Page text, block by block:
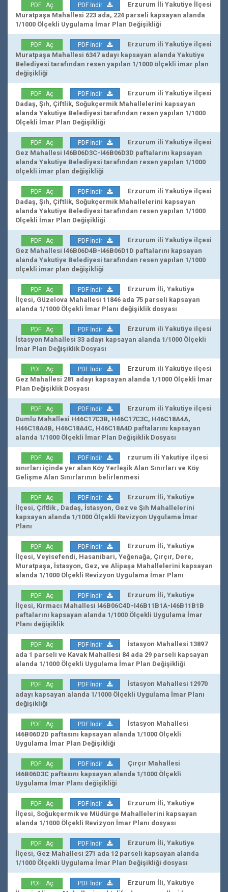
PDF Aç PDF İndir
Erzurum İli Yakutiye İlçesi
Muratpaşa Mahallesi 223 ada, 224 parseli kapsayan alanda
1/1000 Ölçekli Uygulama İmar Plan Değişikliği
PDF Aç PDF İndir
Erzurum ili Yakutiye ilçesi
Muratpaşa Mahallesi 6347 adayı kapsayan alanda Yakutiye
Belediyesi tarafından resen yapılan 1/1000 ölçekli imar plan
değişikliği
PDF Aç PDF İndir
Erzurum ili Yakutiye ilçesi
Dadaş, Şıh, Çiftlik, Soğukçermik Mahallelerini kapsayan
alanda Yakutiye Belediyesi tarafından resen yapılan 1/1000
Ölçekli İmar Plan Değişikliği
PDF Aç PDF İndir
Erzurum ili Yakutiye ilçesi
Gez Mahallesi I46B06D3C-I46B06D3D paftalarını kapsayan
alanda Yakutiye Belediyesi tarafından resen yapılan 1/1000
ölçekli imar plan değişikliği
PDF Aç PDF İndir
Erzurum ili Yakutiye ilçesi
Dadaş, Şıh, Çiftlik, Soğukçermik Mahallelerini kapsayan
alanda Yakutiye Belediyesi tarafından resen yapılan 1/1000
Ölçekli İmar Plan Değişikliği
PDF Aç PDF İndir
Erzurum ili Yakutiye ilçesi
Gez Mahallesi I46B06D4B-I46B06D1D paftalarını kapsayan
alanda Yakutiye Belediyesi tarafından resen yapılan 1/1000
ölçekli imar plan değişikliği
PDF Aç PDF İndir
Erzurum İli, Yakutiye
İlçesi, Güzelova Mahallesi 11846 ada 75 parseli kapsayan
alanda 1/1000 Ölçekli İmar Planı değişiklik dosyası
PDF Aç PDF İndir
Erzurum ili Yakutiye ilçesi
İstasyon Mahallesi 33 adayı kapsayan alanda 1/1000 Ölçekli
İmar Plan Değişiklik Dosyası
PDF Aç PDF İndir
Erzurum ili Yakutiye ilçesi
Gez Mahallesi 281 adayı kapsayan alanda 1/1000 Ölçekli İmar
Plan Değişiklik Dosyası
PDF Aç PDF İndir
Erzurum ili Yakutiye ilçesi
Dumlu Mahallesi H46C17C3B, H46C17C3C, H46C18A4A,
H46C18A4B, H46C18A4C, H46C18A4D paftalarını kapsayan
alanda 1/1000 Ölçekli İmar Plan Değişiklik Dosyası
PDF Aç PDF İndir
rzurum ili Yakutiye ilçesi
sınırları içinde yer alan Köy Yerleşik Alan Sınırları ve Köy
Gelişme Alan Sınırlarının belirlenmesi
PDF Aç PDF İndir
Erzurum İli, Yakutiye
İlçesi, Çiftlik , Dadaş, İstasyon, Gez ve Şıh Mahallelerini
kapsayan alanda 1/1000 Ölçekli Revizyon Uygulama İmar
Planı
PDF Aç PDF İndir
Erzurum İli, Yakutiye
İlçesi, Veyisefendi, Hasanibari, Yeğenağa, Çırçır, Dere,
Muratpaşa, İstasyon, Gez, ve Alipaşa Mahallelerini kapsayan
alanda 1/1000 Ölçekli Revizyon Uygulama İmar Planı
PDF Aç PDF İndir
Erzurum İli, Yakutiye
İlçesi, Kırmacı Mahallesi I46B06C4D-I46B11B1A-I46B11B1B
paftalarını kapsayan alanda 1/1000 Ölçekli Uygulama İmar
Planı değişiklik
PDF Aç PDF İndir
İstasyon Mahallesi 13897
ada 1 parseli ve Kavak Mahallesi 84 ada 29 parseli kapsayan
alanda 1/1000 Ölçekli Uygulama İmar Plan Değişikliği
PDF Aç PDF İndir
İstasyon Mahallesi 12970
adayı kapsayan alanda 1/1000 Ölçekli Uygulama İmar Planı
değişikliği
PDF Aç PDF İndir
İstasyon Mahallesi
I46B06D2D paftasını kapsayan alanda 1/1000 Ölçekli
Uygulama İmar Plan Değişikliği
PDF Aç PDF İndir
Çırçır Mahallesi
I46B06D3C paftasını kapsayan alanda 1/1000 Ölçekli
Uygulama İmar Planı değişikliği
PDF Aç PDF İndir
Erzurum İli, Yakutiye
İlçesi, Soğukçermik ve Müdürge Mahallelerini kapsayan
alanda 1/1000 Ölçekli Revizyon İmar Planı dosyası
PDF Aç PDF İndir
Erzurum İli, Yakutiye
İlçesi, Gez Mahallesi 271 ada 12 parseli kapsayan alanda
1/1000 Ölçekli Uygulama İmar Plan Değişikliği dosyası
PDF Aç PDF İndir
Erzurum İli, Yakutiye